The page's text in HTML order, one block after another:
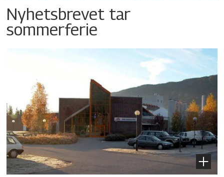
Nyhetsbrevet tar
sommerferie